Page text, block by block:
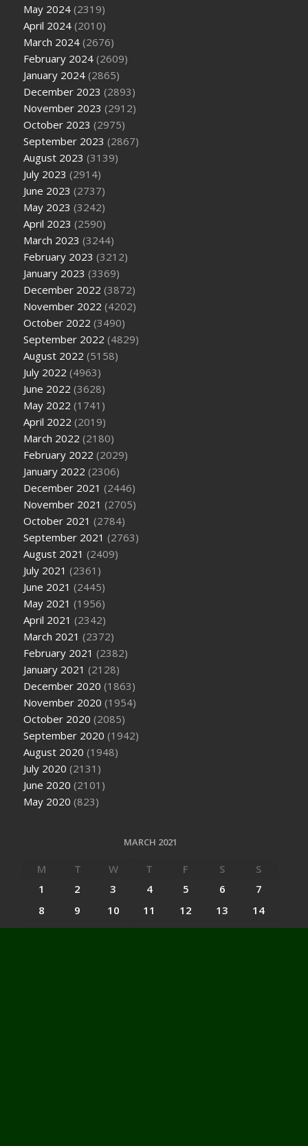
May 2024 (2319)
April 2024 (2010)
March 2024 (2676)
February 2024 (2609)
January 2024 (2865)
December 2023 (2893)
November 2023 (2912)
October 2023 (2975)
September 2023 (2867)
August 2023 (3139)
July 2023 (2914)
June 2023 (2737)
May 2023 (3242)
April 2023 (2590)
March 2023 (3244)
February 2023 (3212)
January 2023 (3369)
December 2022 (3872)
November 2022 (4202)
October 2022 (3490)
September 2022 (4829)
August 2022 (5158)
July 2022 (4963)
June 2022 (3628)
May 2022 (1741)
April 2022 (2019)
March 2022 (2180)
February 2022 (2029)
January 2022 (2306)
December 2021 (2446)
November 2021 (2705)
October 2021 (2784)
September 2021 (2763)
August 2021 (2409)
July 2021 (2361)
June 2021 (2445)
May 2021 (1956)
April 2021 (2342)
March 2021 (2372)
February 2021 (2382)
January 2021 (2128)
December 2020 (1863)
November 2020 (1954)
October 2020 (2085)
September 2020 (1942)
August 2020 (1948)
July 2020 (2131)
June 2020 (2101)
May 2020 (823)
MARCH 2021
M T W T F S
S
1
2 3 4 5 6
7
8
9 10 11 12 13
14
15
16 17 18 19 20
21